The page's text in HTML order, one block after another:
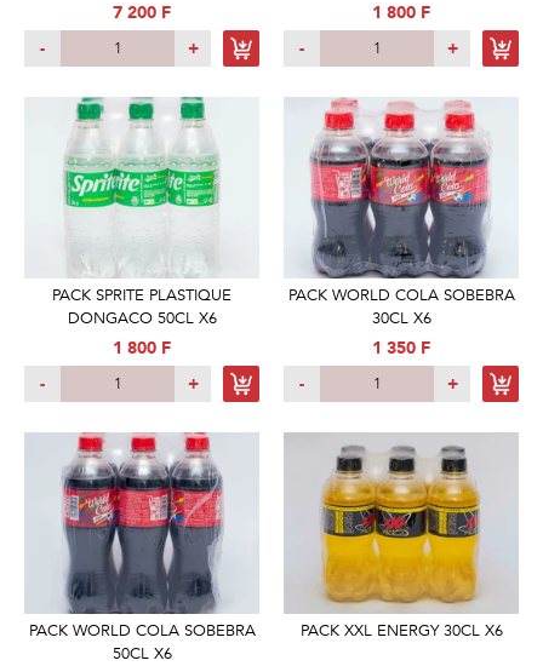
7 200 F
-
+
1 800 F
-
+
PACK SPRITE PLASTIQUE
DONGACO 50CL X6
1 800 F
-
+
PACK WORLD COLA SOBEBRA
30CL X6
1 350 F
-
+
PACK WORLD COLA SOBEBRA
50CL X6
PACK XXL ENERGY 30CL X6